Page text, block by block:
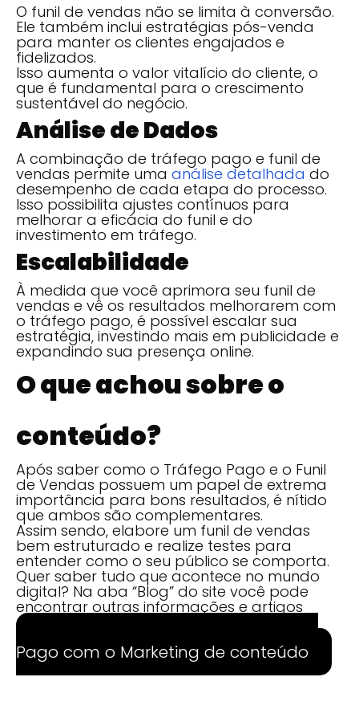
O funil de vendas não se limita à conversão.
Ele também inclui estratégias pós-venda
para manter os clientes engajados e
fidelizados.
Isso aumenta o valor vitalício do cliente, o
que é fundamental para o crescimento
sustentável do negócio.
Análise de Dados
A combinação de tráfego pago e funil de
vendas permite uma análise detalhada do
desempenho de cada etapa do processo.
Isso possibilita ajustes contínuos para
melhorar a eficácia do funil e do
investimento em tráfego.
Escalabilidade
À medida que você aprimora seu funil de
vendas e vê os resultados melhorarem com
o tráfego pago, é possível escalar sua
estratégia, investindo mais em publicidade e
expandindo sua presença online.
O que achou sobre o
conteúdo?
Após saber como o Tráfego Pago e o Funil
de Vendas possuem um papel de extrema
importância para bons resultados, é nítido
que ambos são complementares.
Assim sendo, elabore um funil de vendas
bem estruturado e realize testes para
entender como o seu público se comporta.
Quer saber tudo que acontece no mundo
digital? Na aba “Blog” do site você pode
encontrar outras informações e artigos
relevantes.
Pago com o Marketing de conteúdo